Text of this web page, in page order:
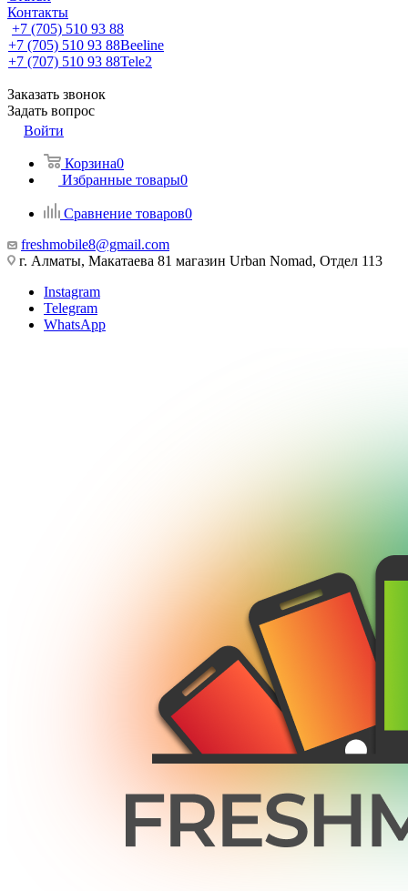
Контакты
+7 (705) 510 93 88
+7 (705) 510 93 88Beeline
+7 (707) 510 93 88Tele2
Заказать звонок
Задать вопрос
Войти
Корзина0
Избранные товары0
Сравнение товаров0
freshmobile8@gmail.com
г. Алматы, Макатаева 81 магазин Urban Nomad, Отдел 113
Instagram
Telegram
WhatsApp